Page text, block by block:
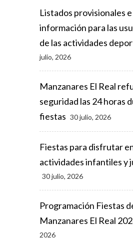
Listados provisionales e
información para las
de las actividades
julio, 2026
Manzanares El Real
seguridad las 24 horas
fiestas 30 julio, 2026
Fiestas para disfrutar
actividades infantiles y
30 julio, 2026
Programación Fiestas
Manzanares El Real
2026